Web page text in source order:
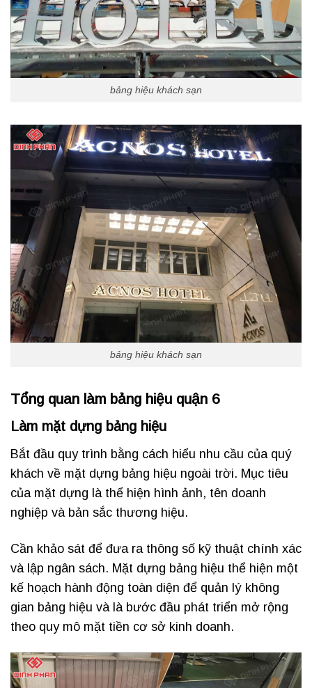
bảng hiệu khách sạn
bảng hiệu khách sạn
Tổng quan làm bảng hiệu quận 6
Làm mặt dựng bảng hiệu
Bắt đầu quy trình bằng cách hiểu nhu cầu của quý
khách về mặt dựng bảng hiệu ngoài trời. Mục tiêu
của mặt dựng là thể hiện hình ảnh, tên doanh
nghiệp và bản sắc thương hiệu.
Cần khảo sát để đưa ra thông số kỹ thuật chính xác
và lập ngân sách. Mặt dựng bảng hiệu thể hiện một
kế hoạch hành động toàn diện để quản lý không
gian bảng hiệu và là bước đầu phát triển mở rộng
theo quy mô mặt tiền cơ sở kinh doanh.